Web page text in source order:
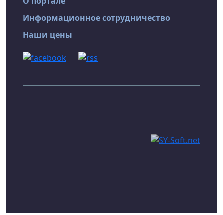
Информационное сотрудничество
Наши цены